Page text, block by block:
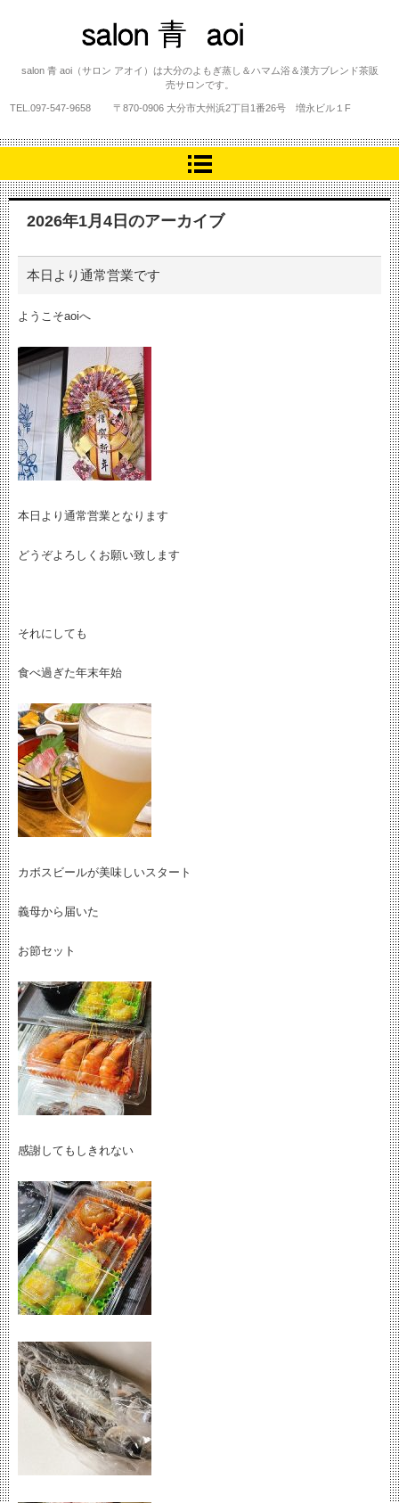
salon 青 aoi
salon 青 aoi（サロン アオイ）は大分のよもぎ蒸し＆ハマム浴＆漢方ブレンド茶販
売サロンです。
TEL. 097-547-9658 〒870-0906 大分市大州浜2丁目1番26号 増永ビル１F
2026年1月4日 のアーカイブ
本日より通常営業です
ようこそaoiへ
本日より通常営業となります
どうぞよろしくお願い致します
それにしても
食べ過ぎた年末年始
カボスビールが美味しいスタート
義母から届いた
お節セット
感謝してもしきれない